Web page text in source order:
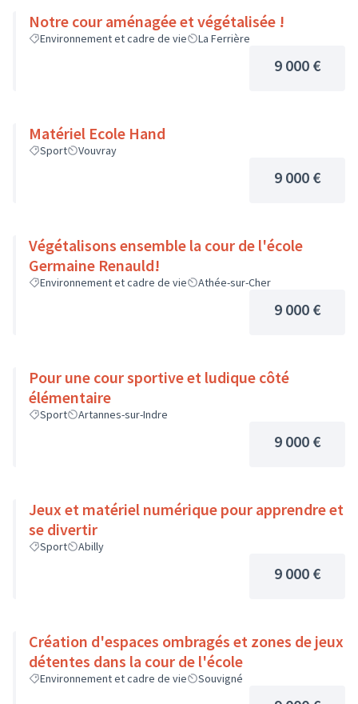
Notre cour aménagée et végétalisée !
Environnement et cadre de vie La Ferrière
9 000 €
Matériel Ecole Hand
Sport Vouvray
9 000 €
Végétalisons ensemble la cour de l'école
Germaine Renauld!
Environnement et cadre de vie Athée-sur-Cher
9 000 €
Pour une cour sportive et ludique côté
élémentaire
Sport Artannes-sur-Indre
9 000 €
Jeux et matériel numérique pour apprendre et
se divertir
Sport Abilly
9 000 €
Création d'espaces ombragés et zones de jeux
détentes dans la cour de l'école
Environnement et cadre de vie Souvigné